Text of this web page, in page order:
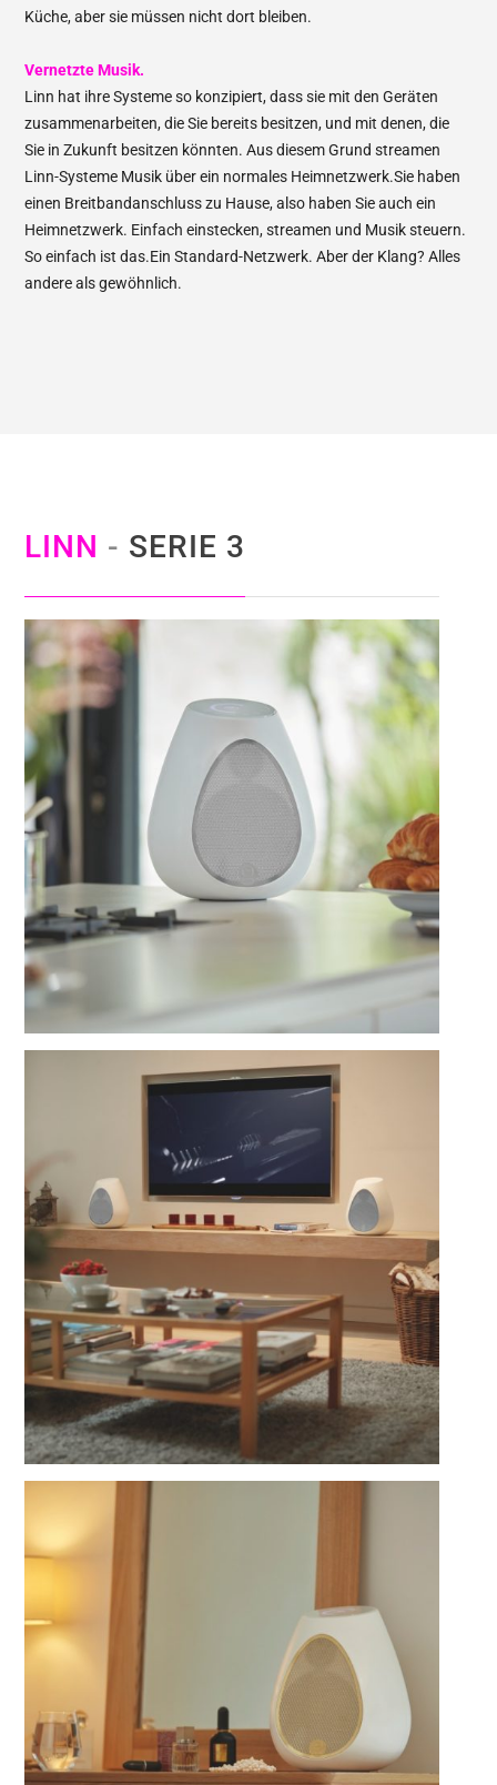
Küche, aber sie müssen nicht dort bleiben.
Vernetzte Musik.
Linn hat ihre Systeme so konzipiert, dass sie mit den Geräten
zusammenarbeiten, die Sie bereits besitzen, und mit denen, die
Sie in Zukunft besitzen könnten. Aus diesem Grund streamen
Linn-Systeme Musik über ein normales Heimnetzwerk.Sie haben
einen Breitbandanschluss zu Hause, also haben Sie auch ein
Heimnetzwerk. Einfach einstecken, streamen und Musik steuern.
So einfach ist das.Ein Standard-Netzwerk. Aber der Klang? Alles
andere als gewöhnlich.
LINN - SERIE 3